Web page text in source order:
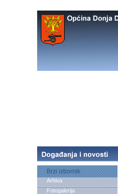
Brzi izbornik
Arhiva
Fotogalerija